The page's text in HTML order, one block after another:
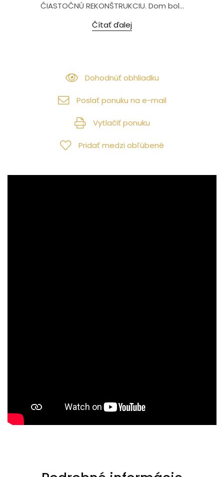
ČIASTOČNÚ REKONŠTRUKCIU. Dom bol...
Čítať ďalej
Dohodnúť obhliadku
Poslať ponuku na e-mail
Vytlačiť ponuku
Pridať medzi obľúbené